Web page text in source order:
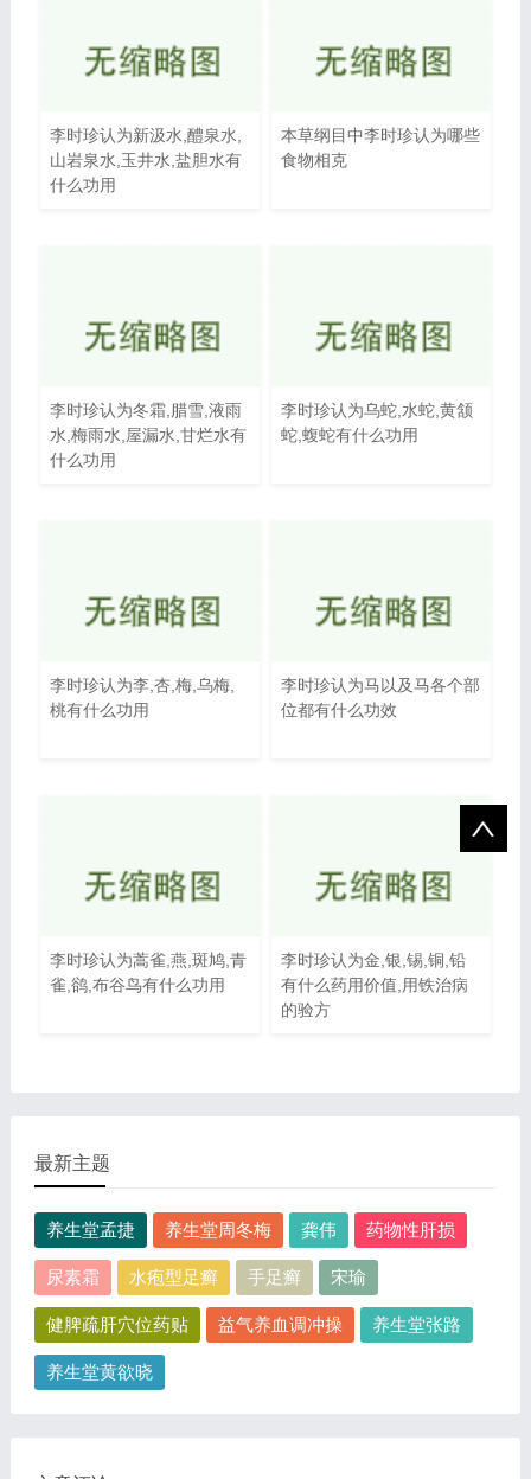
李时珍认为新汲水,醴泉水,
山岩泉水,玉井水,盐胆水有
什么功用
本草纲目中李时珍认为哪些
食物相克
李时珍认为冬霜,腊雪,液雨
水,梅雨水,屋漏水,甘烂水有
什么功用
李时珍认为乌蛇,水蛇,黄颔
蛇,蝮蛇有什么功用
李时珍认为李,杏,梅,乌梅,
桃有什么功用
李时珍认为马以及马各个部
位都有什么功效
李时珍认为蒿雀,燕,斑鸠,青
雀,鹆,布谷鸟有什么功用
李时珍认为金,银,锡,铜,铅
有什么药用价值,用铁治病
的验方
最新主题
养生堂孟捷 养生堂周冬梅 龚伟 药物性肝损
尿素霜 水疱型足癣 手足癣 宋瑜
健脾疏肝穴位药贴 益气养血调冲操 养生堂张路
养生堂黄欲晓